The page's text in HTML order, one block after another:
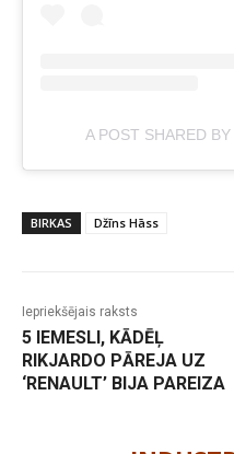
A POST SHARED
BIRKAS Džīns Hāss
Iepriekšējais raksts
5 IEMESLI, KĀDĒĻ
RIKJARDO PĀREJA UZ
‘RENAULT’ BIJA PAREIZA